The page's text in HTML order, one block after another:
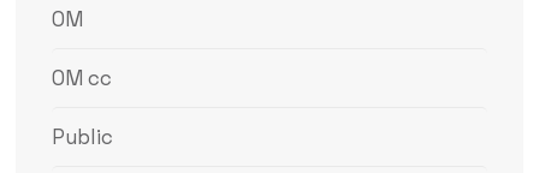
OM
OM cc
Public